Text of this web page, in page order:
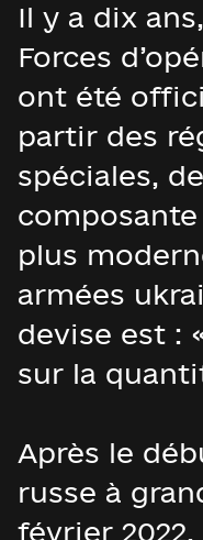
Il y a dix
Forces
ont été
partir des
spéciales,
plus
armées
devise est :
sur la
Après le
russe à
février